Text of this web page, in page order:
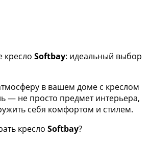
кресло Softbay: идеальный выбор
в вашем доме с креслом
— не просто предмет интерьера,
себя комфортом и стилем.
кресло Softbay?